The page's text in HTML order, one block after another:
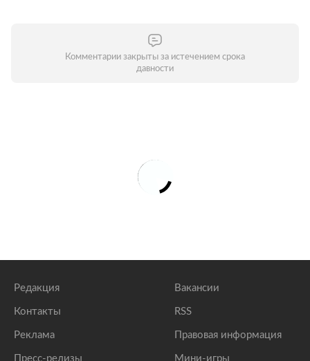
Комментарии закрыты за истечением срока
давности
Редакция
Контакты
Реклама
Пресс-релизы
Вакансии
RSS
Правовая информация
Мини-игры